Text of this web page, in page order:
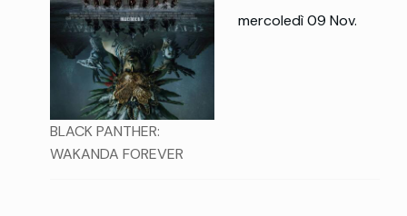
BLACK PANTHER:
WAKANDA FOREVER
mercoledì 09 Nov.